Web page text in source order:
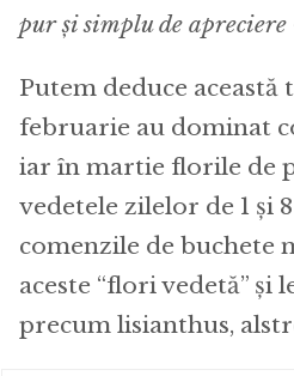
pur și simplu de apreciere
Putem deduce
februarie au dominat
iar în martie florile de
vedetele zilelor de 1 și
comenzile de buchete
aceste “flori vedetă” și
precum lisianthus,